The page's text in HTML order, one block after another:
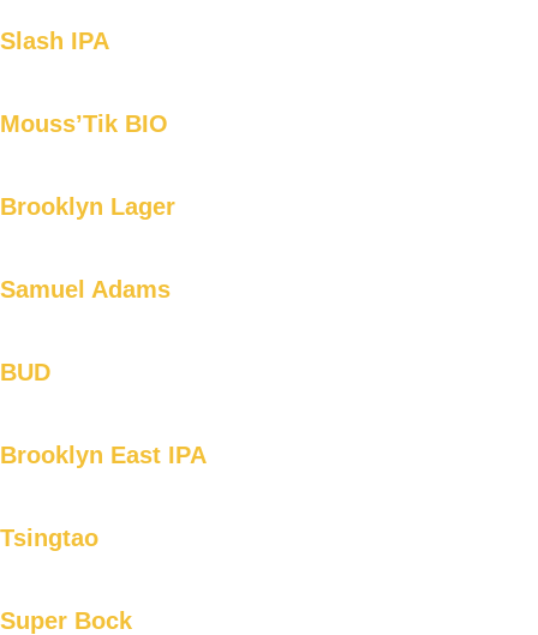
Slash IPA
Mouss’Tik BIO
Brooklyn Lager
Samuel Adams
BUD
Brooklyn East IPA
Tsingtao
Super Bock